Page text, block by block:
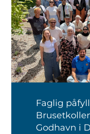
Faglig
Godhavn i